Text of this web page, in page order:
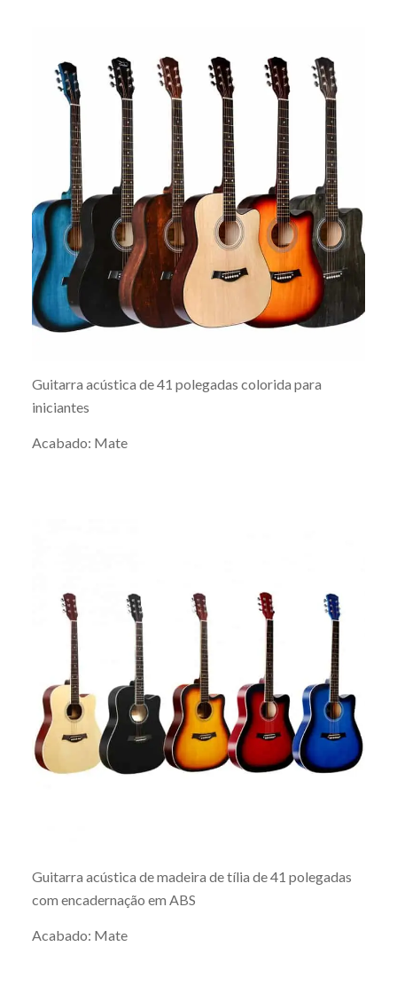
Guitarra acústica de 41 polegadas colorida para
iniciantes
Acabado: Mate
Guitarra acústica de madeira de tília de 41 polegadas
com encadernação em ABS
Acabado: Mate